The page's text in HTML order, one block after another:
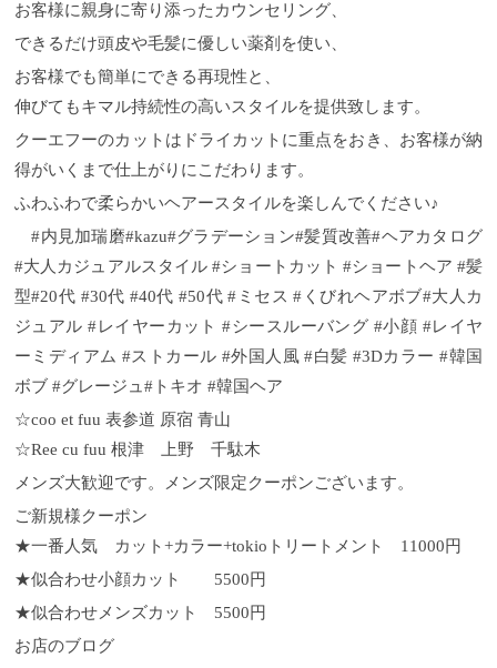
お客様に親身に寄り添ったカウンセリング、
できるだけ頭皮や毛髪に優しい薬剤を使い、
お客様でも簡単にできる再現性と、
伸びてもキマル持続性の高いスタイルを提供致します。
クーエフーのカットはドライカットに重点をおき、お客様が納
得がいくまで仕上がりにこだわります。
ふわふわで柔らかいヘアースタイルを楽しんでください♪
#内見加瑞磨#kazu#グラデーション#髪質改善#ヘアカタログ
#大人カジュアルスタイル #ショートカット #ショートヘア #髪
型#20代 #30代 #40代 #50代 #ミセス #くびれヘアボブ#大人カ
ジュアル #レイヤーカット #シースルーバング #小顔 #レイヤ
ーミディアム #ストカール #外国人風 #白髪 #3Dカラー #韓国
ボブ #グレージュ#トキオ #韓国ヘア
☆coo et fuu 表参道 原宿 青山
☆Ree cu fuu 根津 上野 千駄木
メンズ大歓迎です。メンズ限定クーポンございます。
ご新規様クーポン
★一番人気 カット+カラー+tokioトリートメント 11000円
★似合わせ小顔カット 5500円
★似合わせメンズカット 5500円
お店のブログ